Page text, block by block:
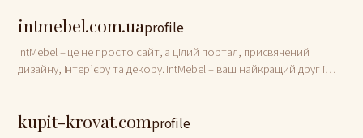
intmebel.com.uaprofile
IntMebel – це не просто сайт, а цілий портал, присвячений
дизайну, інтер’єру та декору. IntMebel – ваш найкращий друг і
kupit-krovat.comprofile